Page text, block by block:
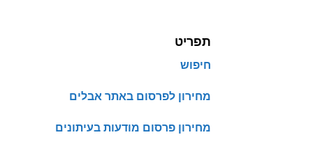
תפריט
חיפוש
מחירון לפרסום באתר אבלים
מחירון פרסום מודעות בעיתונים